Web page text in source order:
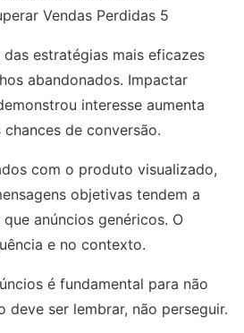
Vendas Perdidas 5
estratégias mais eficazes
abandonados. Impactar
interesse aumenta
de conversão.
com o produto visualizado,
objetivas tendem a
anúncios genéricos. O
e no contexto.
é fundamental para não
deve ser lembrar, não perseguir.